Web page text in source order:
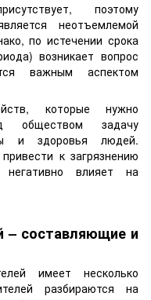
поэтому
неотъемлемой
по истечении срока
возникает вопрос
важным аспектом
которые нужно
обществом задачу
и здоровья людей.
к загрязнению
влияет на
– составляющие и
имеет несколько
разбираются на